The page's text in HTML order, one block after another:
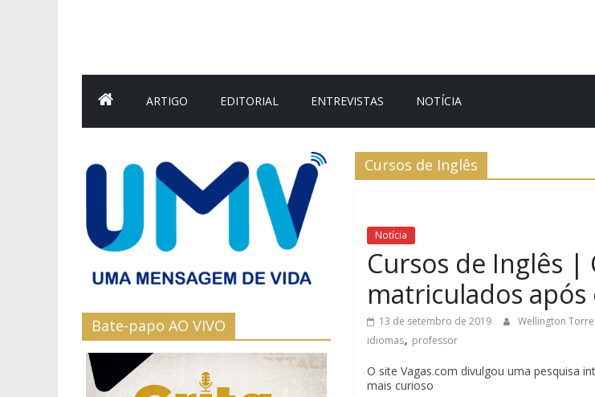
ARTIGO EDITORIAL ENTREVISTAS NOTÍCIA
Cursos de Inglês
Notícia
Cursos de Inglês |
matriculados após
13 de setembro de 2019 Wellington
idiomas, professor
O site Vagas.com divulgou uma pesquisa
mais curioso
Bate-papo AO VIVO